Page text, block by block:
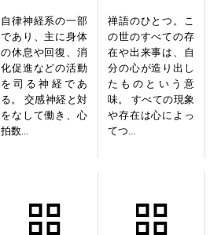
自律神経系の一部
であり、主に身体
の休息や回復、消
化促進などの活動
を司る神経であ
る。 交感神経と対
をなして働き、心
拍数...
禅語のひとつ。こ
の世のすべての存
在や出来事は、自
分の心が造り出し
たものという意
味。 すべての現象
や存在は心によっ
てつ...